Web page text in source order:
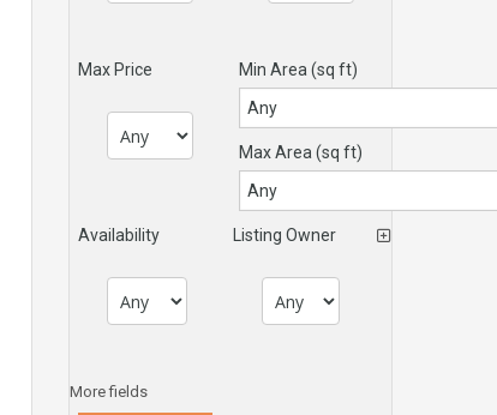
Max Price Min Area (sq ft)
Max Area (sq ft)
Availability Listing Owner
More fields